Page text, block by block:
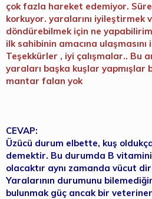
çok fazla hareket edemiyor.
korkuyor. yaralarını iyileştirmek
döndürebilmek için ne
ilk sahibinin amacına
Teşekkürler , iyi çalışmalar.. Bu
yaraları başka kuşlar yapmışlar
mantar falan yok
CEVAP:
Üzücü durum elbette, kuş
demektir. Bu durumda B
olacaktır aynı zamanda vücut
Yaralarının durumunu
bulunmak güç ancak bir